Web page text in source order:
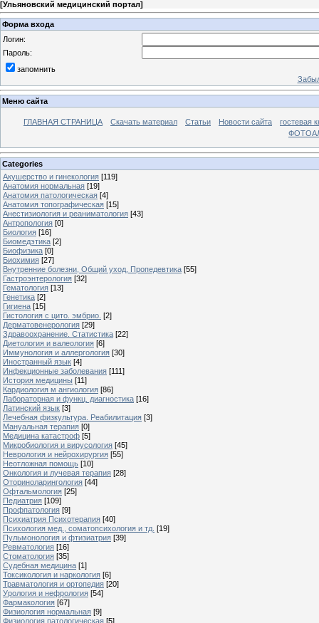
[Ульяновский медицинский портал]
Форма входа
Логин:
Пароль:
запомнить
Меню сайта
ГЛАВНАЯ СТРАНИЦА Скачать материал Статьи Новости сайта
гостевая
Categories
Акушерство и гинекология [119]
Анатомия нормальная [19]
Анатомия патологическая [4]
Анатомия топографическая [15]
Анестизиология и реаниматология [43]
Антропология [0]
Биология [16]
Биомедэтика [2]
Биофизика [0]
Биохимия [27]
Внутренние болезни, Общий уход, Пропедевтика [55]
Гастроэнтерология [32]
Гематология [13]
Генетика [2]
Гигиена [15]
Гистология с цито. эмбрио. [2]
Дерматовенерология [29]
Здравоохранение. Статистика [22]
Диетология и валеология [6]
Иммунология и аллергология [30]
Иностранный язык [4]
Инфекционные заболевания [111]
История медицины [11]
Кардиология м ангиология [86]
Лабораторная и функц. диагностика [16]
Латинский язык [3]
Лечебная физкультура. Реабилитация [3]
Мануальная терапия [0]
Медицина катастроф [5]
Микробиология и вирусология [45]
Неврология и нейрохирургия [55]
Неотложная помощь [10]
Онкология и лучевая терапия [28]
Оториноларингология [44]
Офтальмология [25]
Педиатрия [109]
Профпатология [9]
Психиатрия Психотерапия [40]
Психология мед., соматопсихология и тд. [19]
Пульмонология и фтизиатрия [39]
Ревматология [16]
Стоматология [35]
Судебная медицина [1]
Токсикология и наркология [6]
Травматология и ортопедия [20]
Урология и нефрология [54]
Фармакология [67]
Физиология нормальная [9]
Физиология патологическая [5]